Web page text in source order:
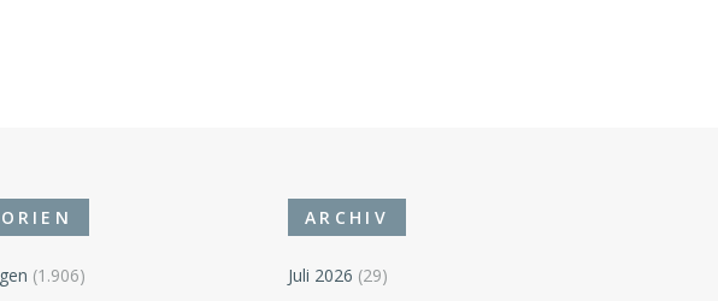
(1.906)
ARCHIV
Juli 2026 (29)